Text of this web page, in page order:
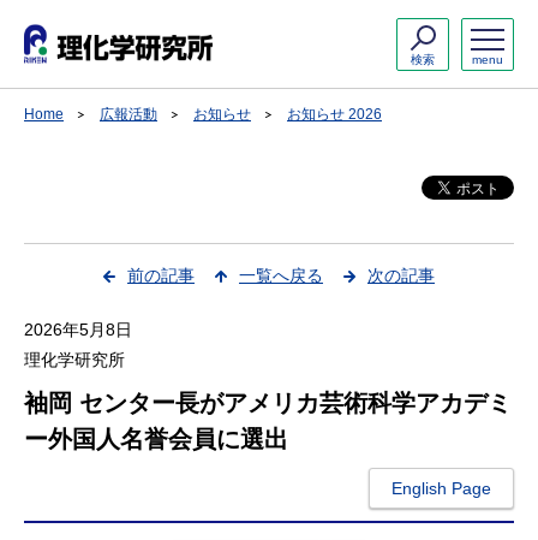
menu
検索
Home 広報活動 お知らせ お知らせ 2026
前の記事 一覧へ戻る 次の記事
2026年5月8日
理化学研究所
袖岡 センター長がアメリカ芸術科学アカデミ
ー外国人名誉会員に選出
English Page